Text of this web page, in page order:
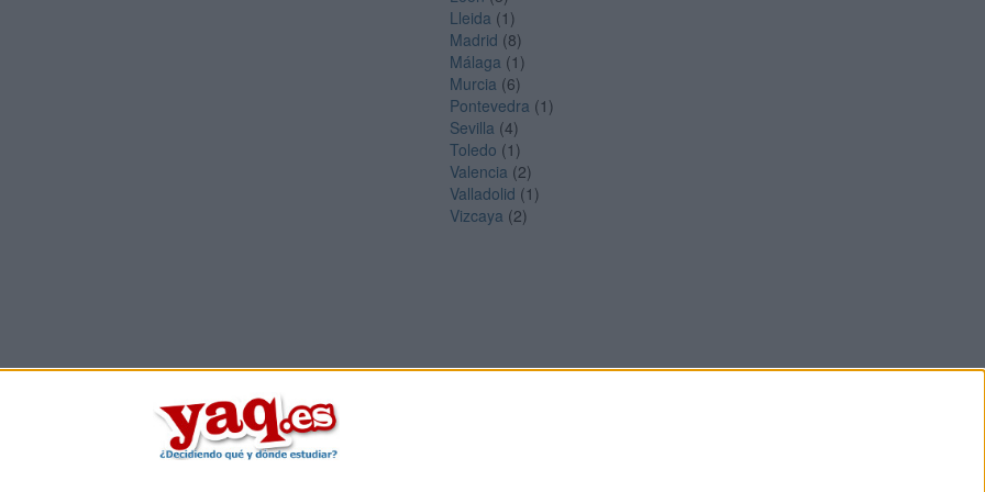
Lleida (1)
Madrid (8)
Málaga (1)
Murcia (6)
Pontevedra (1)
Sevilla (4)
Toledo (1)
Valencia (2)
Valladolid (1)
Vizcaya (2)